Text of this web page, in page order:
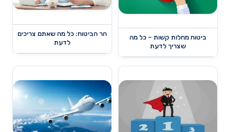
ביטוח מחלות קשות – כל מה
שצריך לדעת
הר הביטוח: כל מה שאתם צריכים
לדעת